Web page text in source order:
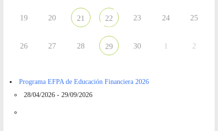
19 20 21 22 23 24 25
26 27 28 29 30 1 2
Programa EFPA de Educación Financiera 2026
28/04/2026 - 29/09/2026